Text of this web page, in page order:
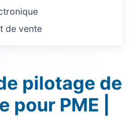
de vente
pilotage de
PME |